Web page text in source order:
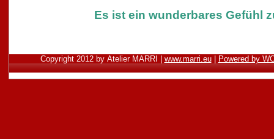
Es ist ein wunderbares Gefühl
Copyright 2012 by Atelier MARRI | www.marri.eu| Powered by